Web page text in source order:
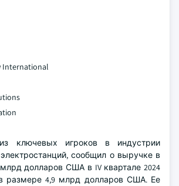
International
ключевых игроков в индустрии
сообщил о выручке в
долларов США в IV квартале 2024
в размере 4,9 млрд долларов США. Ее